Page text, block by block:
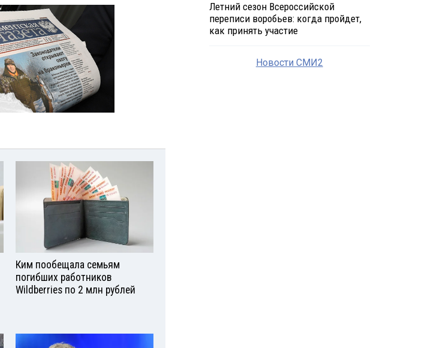
Ким пообещала семьям
погибших работников
Wildberries по 2 млн рублей
Летний сезон Всероссийской
переписи воробьев: когда пройдет,
как принять участие
Новости СМИ2